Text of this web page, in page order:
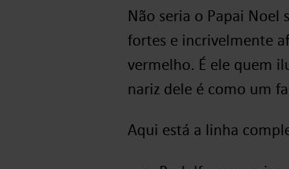
Não seria o Papai Noel
fortes e incrivelmente
vermelho. É ele quem
nariz dele é como um
Aqui está a linha